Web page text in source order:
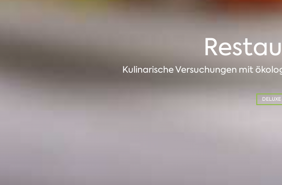
Kulinarische Versuchungen mit